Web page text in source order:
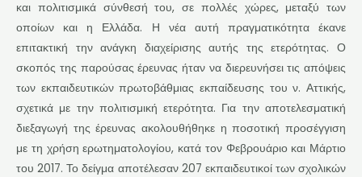
και πολιτισμικά σύνθεσή του, σε πολλές χώρες, μεταξύ των
οποίων και η Ελλάδα. Η νέα αυτή πραγματικότητα έκανε
επιτακτική την ανάγκη διαχείρισης αυτής της ετερότητας. Ο
σκοπός της παρούσας έρευνας ήταν να διερευνήσει τις απόψεις
των εκπαιδευτικών πρωτοβάθμιας εκπαίδευσης του ν. Αττικής,
σχετικά με την πολιτισμική ετερότητα. Για την αποτελεσματική
διεξαγωγή της έρευνας ακολουθήθηκε η ποσοτική προσέγγιση
με τη χρήση ερωτηματολογίου, κατά τον Φεβρουάριο και Μάρτιο
του 2017. Το δείγμα αποτέλεσαν 207 εκπαιδευτικοί των σχολικών